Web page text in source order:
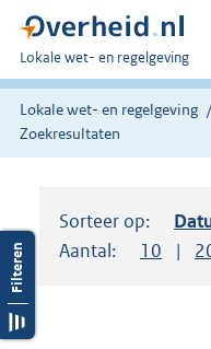
U
bent
hier:
Lokale wet- en regelgeving
Lokale wet- en regelgeving
Zoekresultaten
Sorteer op:
Aantal:
Toon
10